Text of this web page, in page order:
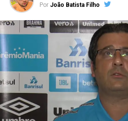
Por João Batista Filho